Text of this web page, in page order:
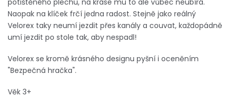
potištěného plechu, na kráse mu to ale vůbec neubírá.
Naopak na klíček frčí jedna radost. Stejně jako reálný
Velorex taky neumí jezdit přes kanály a couvat, každopádně
umí jezdit po stole tak, aby nespadl!
Velorex se kromě krásného designu pyšní i oceněním
"Bezpečná hračka".
Věk 3+